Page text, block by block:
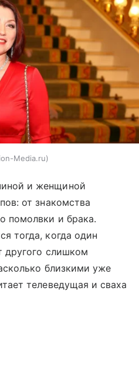
Media.ru
и женщиной
от знакомства
помолвки и брака.
тогда, когда один
другого слишком
близкими уже
телеведущая и сваха